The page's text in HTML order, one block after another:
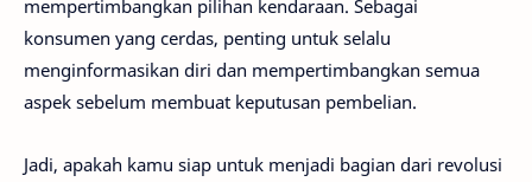
mempertimbangkan pilihan kendaraan. Sebagai
konsumen yang cerdas, penting untuk selalu
menginformasikan diri dan mempertimbangkan semua
aspek sebelum membuat keputusan pembelian.
Jadi, apakah kamu siap untuk menjadi bagian dari revolusi